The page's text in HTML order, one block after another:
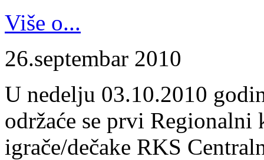
Više o...
26.septembar 2010
U nedelju 03.10.2010
održaće se prvi
igrače/dečake RKS